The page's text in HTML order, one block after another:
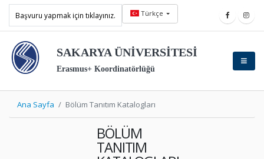
Başvuru yapmak için tıklayınız. Türkçe
SAKARYA ÜNİVERSİTESİ
Erasmus+ Koordinatörlüğü
Ana Sayfa Bölüm Tanıtım Katalogları
BÖLÜM
TANITIM